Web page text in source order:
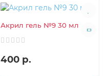
Акрил гель №9 30 мл
400 р.